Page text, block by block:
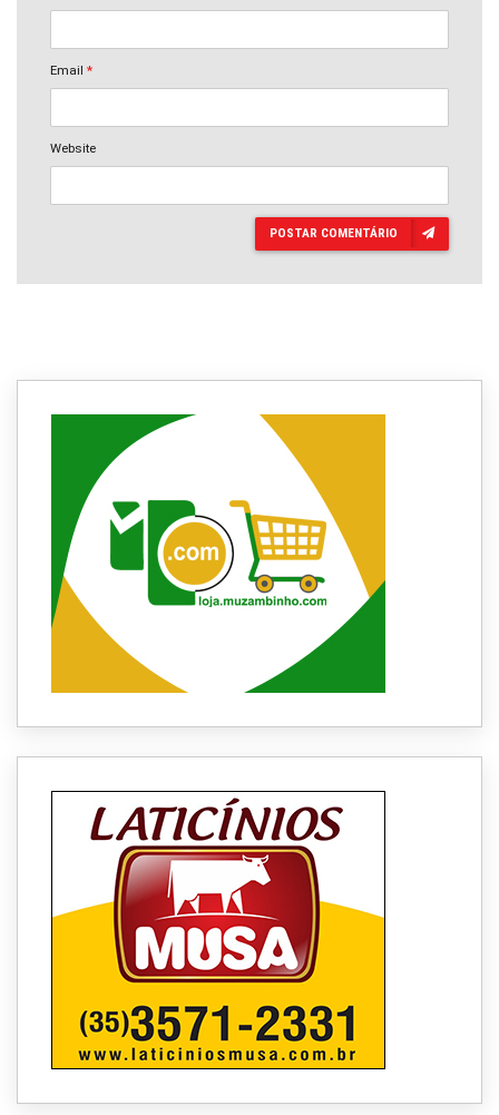
Email *
Website
POSTAR COMENTÁRIO